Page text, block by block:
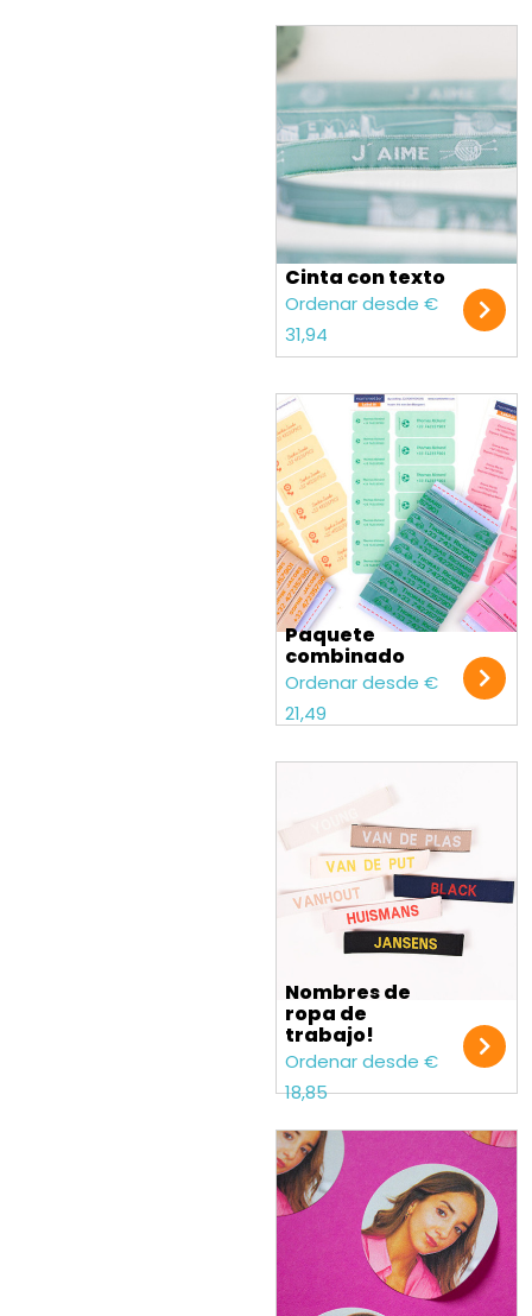
Cinta con texto
Ordenar desde €
31,94
Paquete
combinado
Ordenar desde €
21,49
Nombres de
ropa de
trabajo!
Ordenar desde €
18,85